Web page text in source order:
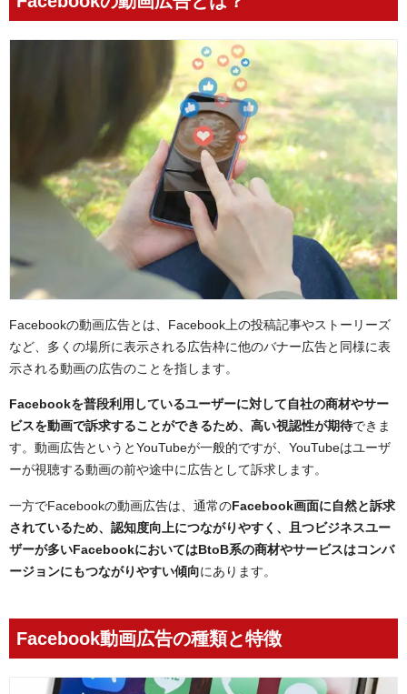
クリック課金（CPC）
動画の再生数（CPV／ThruPlay）
Facebook動画広告のメリット
潜在顧客に広くアプローチできる
ターゲティングの精度の高い
少額から出稿可能
Facebook動画広告で成果を上げるポイントとは？
アテンションに気をつけ3秒でユーザーの心を掴む
字幕を用意する
ストーリーを意識する
最後にアクションを促す訴求を盛り込む
まとめ：Facebook動画広告を活用しよう
Facebookの動画広告とは、Facebook上の投稿記事やストーリーズ
など、多くの場所に表示される広告枠に他のバナー広告と同様に表
示される動画の広告のことを指します。
Facebookを普段利用しているユーザーに対して自社の商材やサー
ビスを動画で訴求することができるため、高い視認性が期待できま
す。動画広告というとYouTubeが一般的ですが、YouTubeはユーザ
ーが視聴する動画の前や途中に広告として訴求します。
一方でFacebookの動画広告は、通常のFacebook画面に自然と訴求
されているため、認知度向上につながりやすく、且つビジネスユー
ザーが多いFacebookにおいてはBtoB系の商材やサービスはコンバ
ージョンにもつながりやすい傾向にあります。
Facebook動画広告の種類と特徴